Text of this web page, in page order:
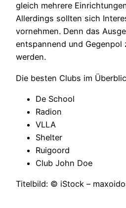
gleich mehrere
Allerdings sollten sich
vornehmen. Denn das
entspannend und Gegenpol
werden.
Die besten Clubs im
De School
Radion
VLLA
Shelter
Ruigoord
Club John Doe
Titelbild: © iStock –